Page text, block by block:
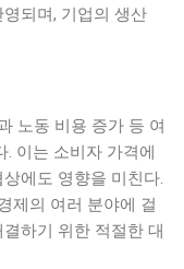
되며, 기업의 생산
노동 비용 증가 등 여
. 이는 소비자 가격에
에도 영향을 미친다.
제의 여러 분야에 걸
하기 위한 적절한 대